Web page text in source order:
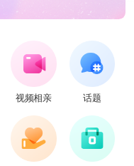
视频相亲 话题